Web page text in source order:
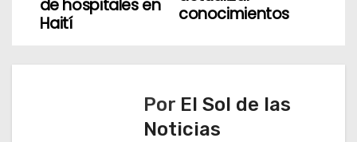
g
conocimientos
de hospitales en
Haití
Por El Sol de las
Noticias